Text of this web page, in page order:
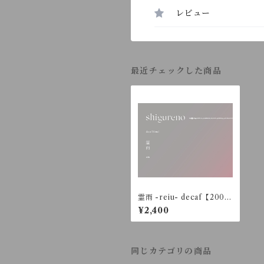
レビュー
最近チェックした商品
霊雨 -reiu- decaf【200
g】
¥2,400
同じカテゴリの商品